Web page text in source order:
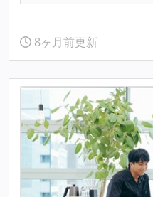
8ヶ月前更新